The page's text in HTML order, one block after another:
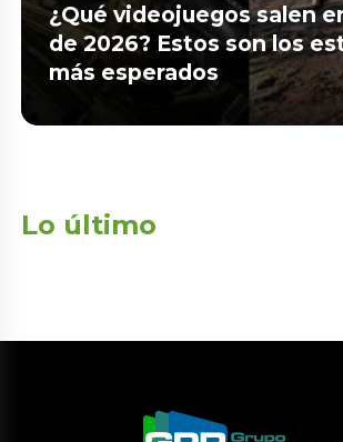
¿Qué videojuegos salen
de 2026? Estos son los
más esperados
Lo último